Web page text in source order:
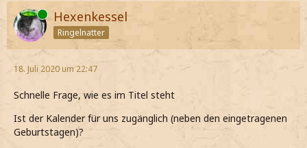
Jetzt Fanclub-Mitglied werden!
Online Hexenkessel
Ringelnatter
18. Juli 2020 um 22:47
Schnelle Frage, wie es im Titel steht
Ist der Kalender für uns zugänglich (neben den eingetragenen
Geburtstagen)?